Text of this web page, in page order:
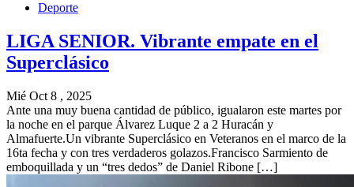
Deporte
LIGA SENIOR. Vibrante empate en el
Superclásico
Mié Oct 8 , 2025
Ante una muy buena cantidad de público, igualaron este martes por
la noche en el parque Álvarez Luque 2 a 2 Huracán y
Almafuerte.Un vibrante Superclásico en Veteranos en el marco de la
16ta fecha y con tres verdaderos golazos.Francisco Sarmiento de
emboquillada y un “tres dedos” de Daniel Ribone […]